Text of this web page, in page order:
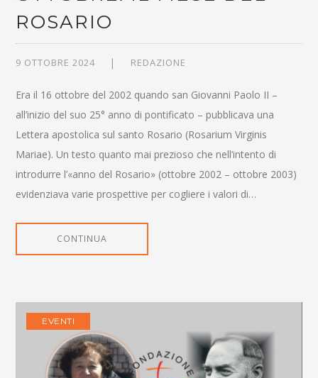
ROSARIO
9 OTTOBRE 2024 REDAZIONE
Era il 16 ottobre del 2002 quando san Giovanni Paolo II –
all’inizio del suo 25° anno di pontificato – pubblicava una
Lettera apostolica sul santo Rosario (Rosarium Virginis
Mariae). Un testo quanto mai prezioso che nell’intento di
introdurre l’«anno del Rosario» (ottobre 2002 – ottobre 2003)
evidenziava varie prospettive per cogliere i valori di…
CONTINUA
EVENTI